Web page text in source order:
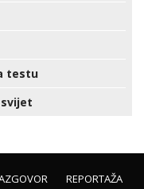
testu
REPORTAŽA